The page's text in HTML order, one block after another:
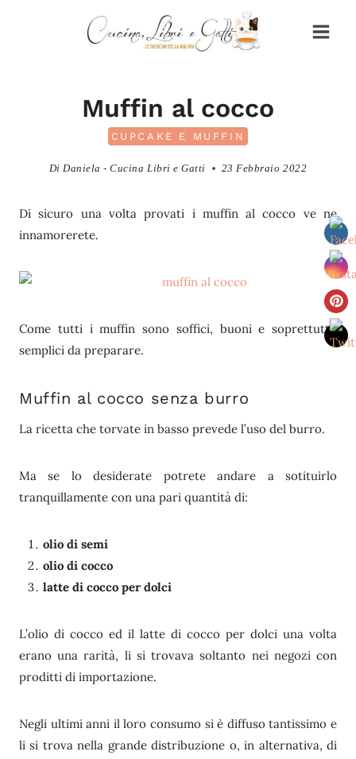
Muffin al cocco
CUPCAKE E MUFFIN
Di Daniela - Cucina Libri e Gatti 23 Febbraio 2022
Di sicuro una volta provati i muffin al cocco ve ne
innamorerete.
Come tutti i muffin sono soffici, buoni e soprettutto
semplici da preparare.
Muffin al cocco senza burro
La ricetta che torvate in basso prevede l’uso del burro.
Ma se lo desiderate potrete andare a sotituirlo
tranquillamente con una pari quantità di:
olio di semi
olio di cocco
latte di cocco per dolci
L’olio di cocco ed il latte di cocco per dolci una volta
erano una rarità, li si trovava soltanto nei negozi con
proditti di importazione.
Negli ultimi anni il loro consumo si è diffuso tantissimo e
li si trova nella grande distribuzione o, in alternativa, di